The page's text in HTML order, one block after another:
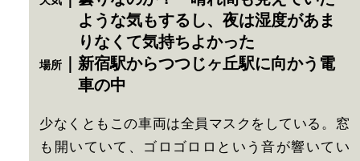
ような気もするし、夜は湿度があま
りなくて気持ちよかった
場所
｜新宿駅からつつじヶ丘駅に向かう電
車の中
少なくともこの車両は全員マスクをしている。窓
も開いていて、ゴロゴロロという音が響いてい